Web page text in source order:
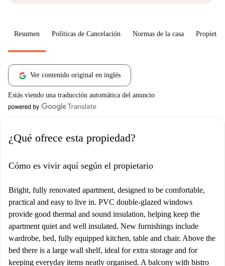
Resumen Políticas de Cancelación Normas de la casa
Ver contenido original en inglés
Estás viendo una traducción automática del anuncio
¿Qué ofrece esta propiedad?
Cómo es vivir aquí según el propietario
Bright, fully renovated apartment, designed to be comfortable,
practical and easy to live in. PVC double-glazed windows
provide good thermal and sound insulation, helping keep the
apartment quiet and well insulated. New furnishings include
wardrobe, bed, fully equipped kitchen, table and chair. Above the
bed there is a large wall shelf, ideal for extra storage and for
keeping everyday items neatly organised. A balcony with bistro